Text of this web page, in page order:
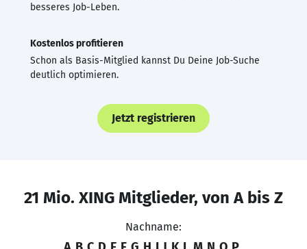
besseres Job-Leben.
Kostenlos profitieren
Schon als Basis-Mitglied kannst Du Deine Job-Suche
deutlich optimieren.
Jetzt registrieren
21 Mio. XING Mitglieder, von A bis Z
Nachname: